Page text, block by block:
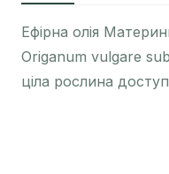
Ефірна олія
Origanum vulgare
ціла рослина